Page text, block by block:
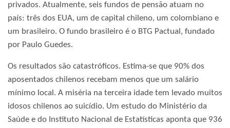
privados. Atualmente, seis fundos de pensão atuam no
país: três dos EUA, um de capital chileno, um colombiano e
um brasileiro. O fundo brasileiro é o BTG Pactual, fundado
por Paulo Guedes.
Os resultados são catastróficos. Estima-se que 90% dos
aposentados chilenos recebam menos que um salário
mínimo local. A miséria na terceira idade tem levado muitos
idosos chilenos ao suicídio. Um estudo do Ministério da
Saúde e do Instituto Nacional de Estatísticas aponta que 936